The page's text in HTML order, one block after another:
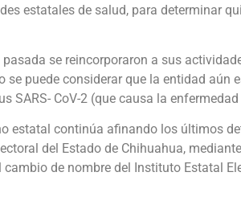
estatales de salud, para determinar
se reincorporaron a sus
se puede considerar que la entidad aún
SARS- CoV-2 (que causa la enfermedad
estatal continúa afinando los últimos
del Estado de Chihuahua,
de nombre del Instituto Estatal